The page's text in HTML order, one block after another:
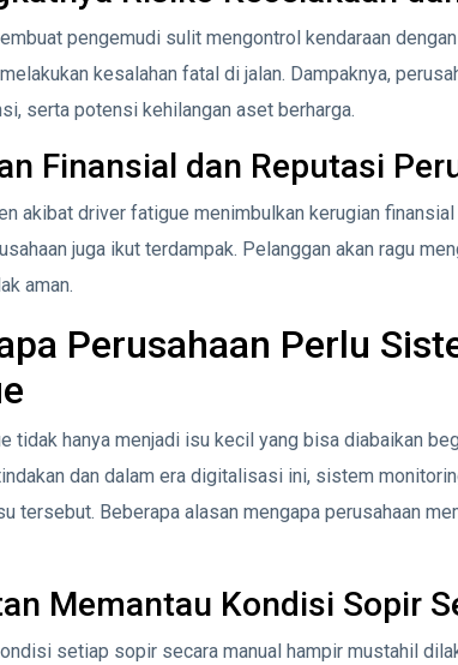
pengemudi sulit mengontrol kendaraan
kesalahan fatal di jalan. Dampaknya,
serta potensi kehilangan aset berharga.
Finansial dan Reputasi
akibat driver fatigue menimbulkan kerugian
juga ikut terdampak. Pelanggan akan ragu
aman.
Perusahaan Perlu
tidak hanya menjadi isu kecil yang bisa diabaikan
dan dalam era digitalisasi ini, sistem
tersebut. Beberapa alasan mengapa perusahaan
Memantau Kondisi Sopir
setiap sopir secara manual hampir mustahil